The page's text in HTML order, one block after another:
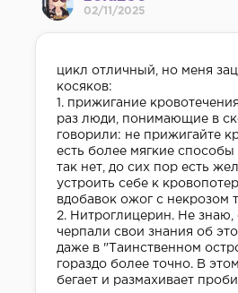
02/11/2025
цикл отличный, но меня
косяков:
1. прижигание
раз люди, понимающие в
говорили: не прижигайте
есть более мягкие способы
так нет, до сих пор есть
устроить себе к
вдобавок ожог с некрозом
2. Нитроглицерин. Не знаю,
черпали свои знания об
даже в "Таинственном
гораздо более точно. В
бегает и размахивает